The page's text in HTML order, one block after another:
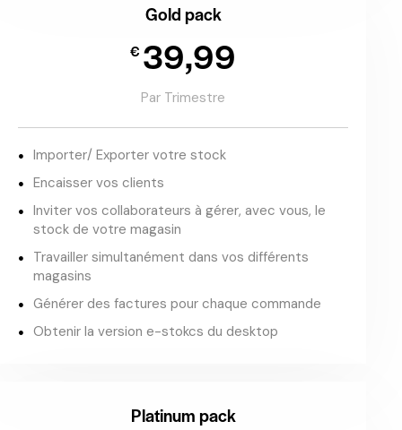
Gold pack
€ 39,99
Par Trimestre
Importer/ Exporter votre stock
Encaisser vos clients
Inviter vos collaborateurs à gérer, avec vous, le
stock de votre magasin
Travailler simultanément dans vos différents
magasins
Générer des factures pour chaque commande
Obtenir la version e-stokcs du desktop
Platinum pack